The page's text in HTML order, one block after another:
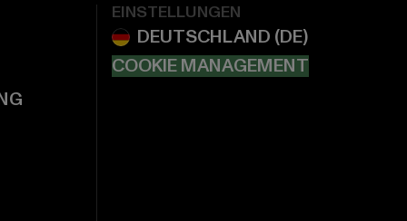
EINSTELLUNGEN
COOKIE MANAGEMENT